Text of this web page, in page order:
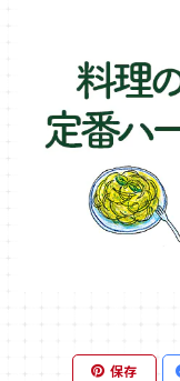
保存